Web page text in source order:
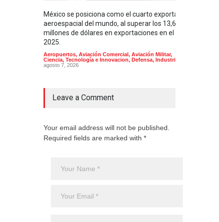
México se posiciona como el cuarto exportador
aeroespacial del mundo, al superar los 13,600
millones de dólares en exportaciones en el
2025.
Aeropuertos, Aviación Comercial, Aviación Militar,
Ciencia, Tecnología e Innovacion, Defensa, Industria
agosto 7, 2026
Leave a Comment
Your email address will not be published.
Required fields are marked with *